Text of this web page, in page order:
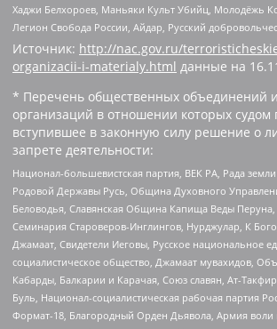
Хаджи Белхороев, Маньяки Культ Убийц, Молодёжь
Легион Свобода России, Айдар, Русский
Источник: http://nac.gov.ru/
organizacii-i-materialy.html данные на
* Перечень общественных объединений
организаций в отношении которых судом
вступившее в законную силу решение о
запрете деятельности:
Национал-большевистская партия, ВЕК РА, Рада
Родовой Державы Русь, Община Духовного
Беловодья, Славянская Община Капища Веды
Семинария Староверов-Инглингов, Нурджулар, К
Джамаат, Свидетели Иеговы, Русское национальное
социалистическое общество, Джамаат мувахидов,
Кабарды, Балкарии и Карачая, Союз славян, Ат-
Буль, Национал-социалистическая рабочая партия
Формат-18, Благородный Орден Дьявола, Армия воли